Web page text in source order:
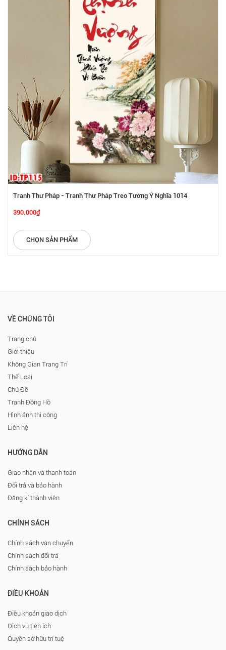
Tranh Thư Pháp - Tranh Thư Pháp Treo Tường Ý Nghĩa 1014
390.000₫
CHỌN SẢN PHẨM
VỀ CHÚNG TÔI
Trang chủ
Giới thiệu
Không Gian Trang Trí
Thể Loại
Chủ Đề
Tranh Đồng Hồ
Hình ảnh thi công
Liên hệ
HƯỚNG DẪN
Giao nhận và thanh toán
Đổi trả và bảo hành
Đăng kí thành viên
CHÍNH SÁCH
Chính sách vận chuyển
Chính sách đổi trả
Chính sách bảo hành
ĐIỀU KHOẢN
Điều khoản giao dịch
Dịch vụ tiện ích
Quyền sở hữu trí tuệ